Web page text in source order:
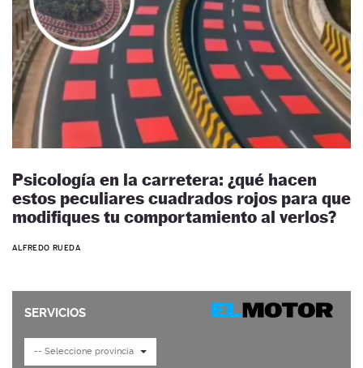
Psicología en la carretera: ¿qué hacen
estos peculiares cuadrados rojos para que
modifiques tu comportamiento al verlos?
ALFREDO RUEDA